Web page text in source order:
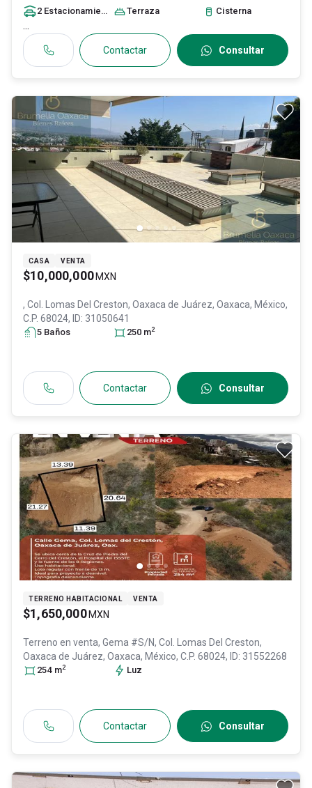
2 Estacionamiento s Terraza Cisterna
...
Contactar Consultar
CASA VENTA
$10,000,000 MXN
, Col. Lomas Del Creston, Oaxaca de Juárez, Oaxaca, México,
C.P. 68024, ID: 31050641
5 Baños 250 m2
Contactar Consultar
TERRENO HABITACIONAL VENTA
$1,650,000 MXN
Terreno en venta, Gema #S/N, Col. Lomas Del Creston,
Oaxaca de Juárez, Oaxaca, México, C.P. 68024, ID: 31552268
254 m2 Luz
Contactar Consultar